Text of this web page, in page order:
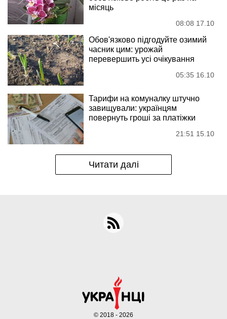
місяць
08:08 17.10
Обов'язково підгодуйте озимий
часник цим: урожай
перевершить усі очікування
05:35 16.10
Тарифи на комуналку штучно
завищували: українцям
повернуть гроші за платіжки
21:51 15.10
Читати далі
© 2018 - 2026